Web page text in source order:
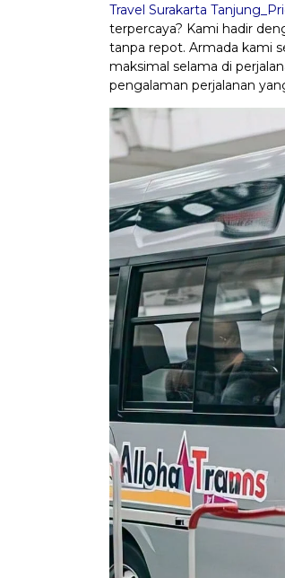
Travel Surakarta
terpercaya? Kami hadir
tanpa repot. Armada kami
maksimal selama di
pengalaman perjalanan